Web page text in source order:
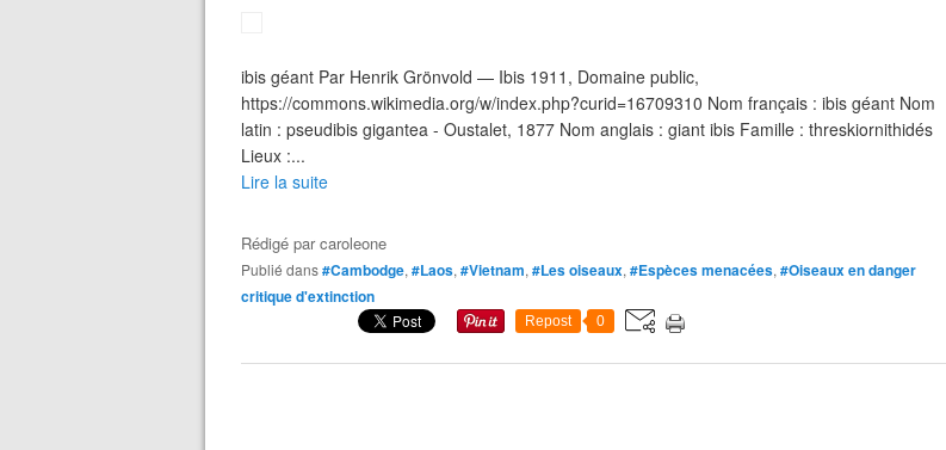
ibis géant Par Henrik Grönvold — Ibis 1911, Domaine public,
https://commons.wikimedia.org/w/index.php?curid=16709310 Nom français : ibis géant Nom
latin : pseudibis gigantea - Oustalet, 1877 Nom anglais : giant ibis Famille : threskiornithidés
Lieux :...
Lire la suite
Rédigé parcaroleone
Publié dans#Cambodge, #Laos, #Vietnam, #Les oiseaux, #Espèces menacées, #Oiseaux en danger
critique d'extinction
Repost 0